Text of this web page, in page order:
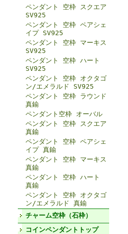
ペンダント 空枠 スクエア
SV925
ペンダント 空枠 ペアシェ
イプ SV925
ペンダント 空枠 マーキス
SV925
ペンダント 空枠 ハート
SV925
ペンダント 空枠 オクタゴ
ン/エメラルド SV925
ペンダント 空枠 ラウンド
真鍮
ペンダント空枠 オーバル
ペンダント 空枠 スクエア
真鍮
ペンダント 空枠 ペアシェ
イプ 真鍮
ペンダント 空枠 マーキス
真鍮
ペンダント 空枠 ハート
真鍮
ペンダント 空枠 オクタゴ
ン/エメラルド 真鍮
チャーム空枠（石枠）
コインペンダントトップ